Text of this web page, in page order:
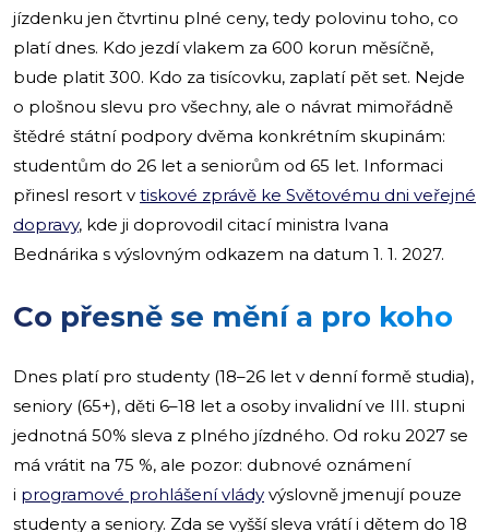
jízdenku jen čtvrtinu plné ceny, tedy polovinu toho, co
platí dnes. Kdo jezdí vlakem za 600 korun měsíčně,
bude platit 300. Kdo za tisícovku, zaplatí pět set. Nejde
o plošnou slevu pro všechny, ale o návrat mimořádně
štědré státní podpory dvěma konkrétním skupinám:
studentům do 26 let a seniorům od 65 let. Informaci
přinesl resort v tiskové zprávě ke Světovému dni veřejné
dopravy, kde ji doprovodil citací ministra Ivana
Bednárika s výslovným odkazem na datum 1. 1. 2027.
Co přesně se mění a pro koho
Dnes platí pro studenty (18–26 let v denní formě studia),
seniory (65+), děti 6–18 let a osoby invalidní ve III. stupni
jednotná 50% sleva z plného jízdného. Od roku 2027 se
má vrátit na 75 %, ale pozor: dubnové oznámení
i programové prohlášení vlády výslovně jmenují pouze
studenty a seniory. Zda se vyšší sleva vrátí i dětem do 18